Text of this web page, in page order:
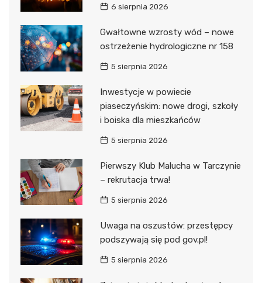
6 sierpnia 2026
Gwałtowne wzrosty wód – nowe
ostrzeżenie hydrologiczne nr 158
5 sierpnia 2026
Inwestycje w powiecie
piaseczyńskim: nowe drogi, szkoły
i boiska dla mieszkańców
5 sierpnia 2026
Pierwszy Klub Malucha w Tarczynie
– rekrutacja trwa!
5 sierpnia 2026
Uwaga na oszustów: przestępcy
podszywają się pod gov.pl!
5 sierpnia 2026